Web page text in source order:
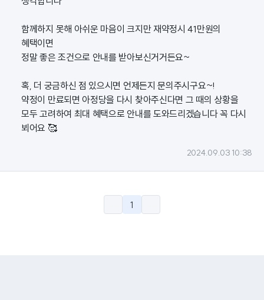
함께하지 못해 아쉬운 마음이 크지만 재약정시 41만원의
혜택이면
정말 좋은 조건으로 안내를 받아보신거거든요~
혹, 더 궁금하신 점 있으시면 언제든지 문의주시구요~!
약정이 만료되면 아정당을 다시 찾아주신다면 그 때의 상황을
모두 고려하여 최대 혜택으로 안내를 도와드리겠습니다 꼭 다시
뵈어요 🥰
2024.09.03 10:38
1